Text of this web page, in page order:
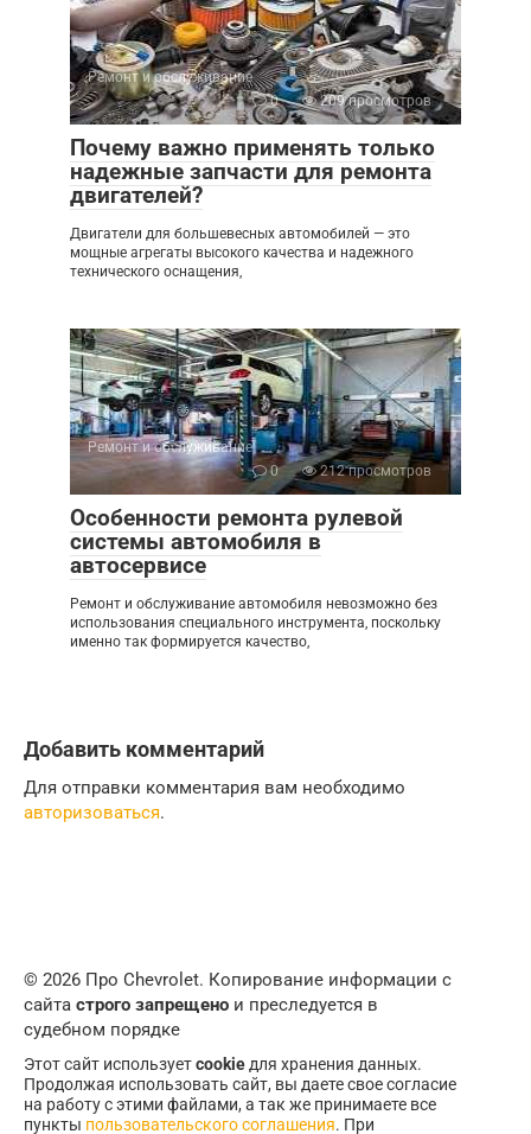
Ремонт и обслуживание
0
209 просмотров
Почему важно применять только
надежные запчасти для ремонта
двигателей?
Двигатели для большевесных автомобилей — это
мощные агрегаты высокого качества и надежного
технического оснащения,
Ремонт и обслуживание
0
212 просмотров
Особенности ремонта рулевой
системы автомобиля в
автосервисе
Ремонт и обслуживание автомобиля невозможно без
использования специального инструмента, поскольку
именно так формируется качество,
Добавить комментарий
Для отправки комментария вам необходимо
авторизоваться.
© 2026 Про Chevrolet. Копирование информации с
сайта строго запрещено и преследуется в
судебном порядке
Этот сайт используетcookie для хранения данных.
Продолжая использовать сайт, вы даете свое согласие
на работу с этими файлами, а так же принимаете все
пункты пользовательского соглашения. При